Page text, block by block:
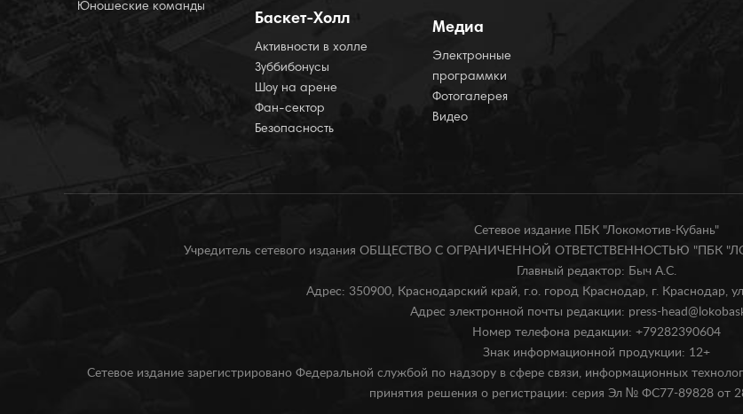
Юношеские команды
Баскет-Холл
Активности в холле
Зуббибонусы
Шоу на арене
Фан-сектор
Безопасность
Медиа
Электронные
программки
Фотогалерея
Видео
Сетевое издание ПБК "Локомотив-Кубань"
Учредитель сетевого издания ОБЩЕСТВО С ОГРАНИЧЕННОЙ ОТВЕТСТВЕННОСТЬЮ "ПБК
Главный редактор: Быч А.С.
Адрес: 350900, Краснодарский край, г.о. город Краснодар, г. Краснодар,
Адрес электронной почты редакции: press-
Номер телефона редакции: +79282390604
Знак информационной продукции: 12+
Сетевое издание зарегистрировано Федеральной службой по надзору в сфере связи, информационных
принятия решения о регистрации: серия Эл № ФС77-89828 от